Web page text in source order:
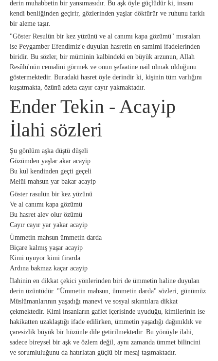
derin muhabbetin bir yansımasıdır. Bu aşk öyle güçlüdür ki, insanı
kendi benliğinden geçirir, gözlerinden yaşlar döktürür ve ruhunu farklı
bir aleme taşır.
"Göster Resulün bir kez yüzünü ve al canımı kapa gözümü" mısraları
ise Peygamber Efendimiz'e duyulan hasretin en samimi ifadelerinden
biridir. Bu sözler, bir müminin kalbindeki en büyük arzunun, Allah
Resûlü'nün cemalini görmek ve onun şefaatine nail olmak olduğunu
göstermektedir. Buradaki hasret öyle derindir ki, kişinin tüm varlığını
kuşatmakta, özünü adeta cayır cayır yakmaktadır.
Ender Tekin - Acayip
İlahi sözleri
Şu gönlüm aşka düştü düşeli
Gözümden yaşlar akar acayip
Bu kul kendinden geçti geçeli
Melül mahsun yar bakar acayip
Göster rasulün bir kez yüzünü
Ve al canımı kapa gözümü
Bu hasret alev olur özümü
Cayır cayır yar yakar acayip
Ümmetin mahsun ümmetin darda
Biçare kalmış yaşar acayip
Kimi uyuyor kimi firarda
Ardına bakmaz kaçar acayip
İlahinin en dikkat çekici yönlerinden biri de ümmetin haline duyulan
derin üzüntüdür. "Ümmetin mahsun, ümmetin darda" sözleri, günümüz
Müslümanlarının yaşadığı manevi ve sosyal sıkıntılara dikkat
çekmektedir. Kimi insanların gaflet içerisinde uyuduğu, kimilerinin ise
hakikatten uzaklaştığı ifade edilirken, ümmetin yaşadığı dağınıklık ve
çaresizlik büyük bir hüzünle dile getirilmektedir. Bu yönüyle ilahi,
sadece bireysel bir aşk ve özlem değil, aynı zamanda ümmet bilincini
ve sorumluluğunu da hatırlatan güçlü bir mesaj taşımaktadır.